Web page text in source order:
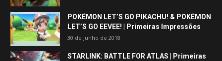
POKÉMON LET’S GO PIKACHU! & POKÉMON
LET’S GO EEVEE! | Primeiras Impressões
30 de Junho de 2018
STARLINK: BATTLE FOR ATLAS | Primeiras